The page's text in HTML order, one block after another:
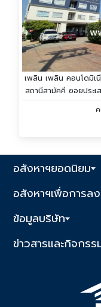
เพลิน เพลิน คอนโดมิ
สถานีสามัคคี ซอยประ
อสังหาฯยอดนิยม
อสังหาฯเพื่อการล
ข้อมูลบริษัท
ข่าวสารและกิจกรร